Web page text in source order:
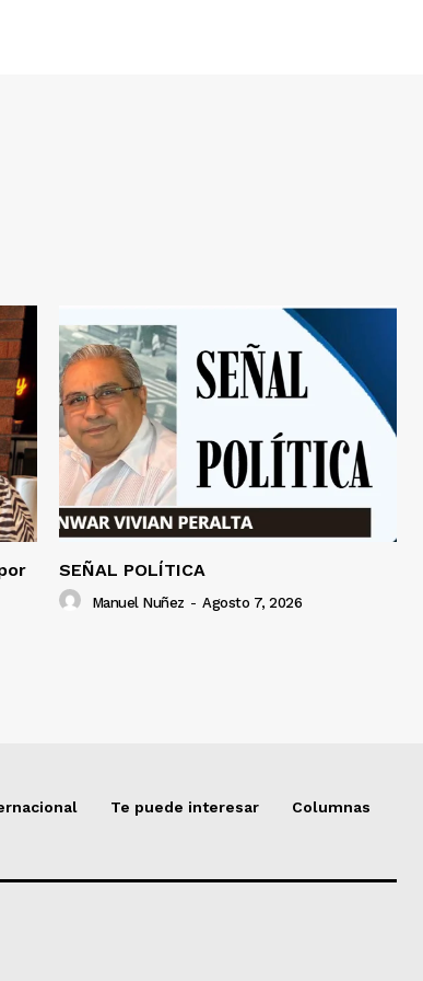
SEÑAL POLÍTICA
Manuel Nuñez - Agosto 7, 2026
Te puede interesar Columnas